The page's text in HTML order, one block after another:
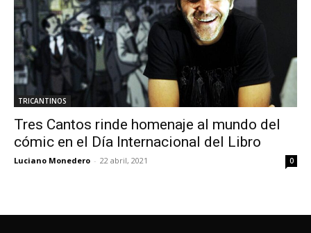
TRICANTINOS
Tres Cantos rinde homenaje al mundo del
cómic en el Día Internacional del Libro
Luciano Monedero - 22 abril, 2021 0